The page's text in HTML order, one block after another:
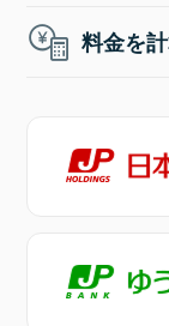
料金を